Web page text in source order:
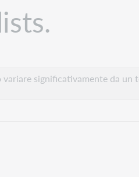
significativamente da un